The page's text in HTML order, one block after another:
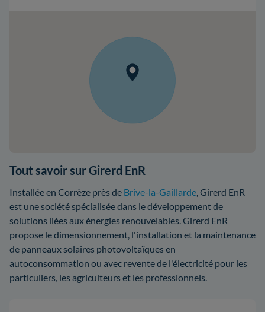
Tout savoir sur Girerd EnR
Installée en Corrèze près de Brive-la-Gaillarde, Girerd EnR
est une société spécialisée dans le développement de
solutions liées aux énergies renouvelables. Girerd EnR
propose le dimensionnement, l'installation et la maintenance
de panneaux solaires photovoltaïques en
autoconsommation ou avec revente de l'électricité pour les
particuliers, les agriculteurs et les professionnels.